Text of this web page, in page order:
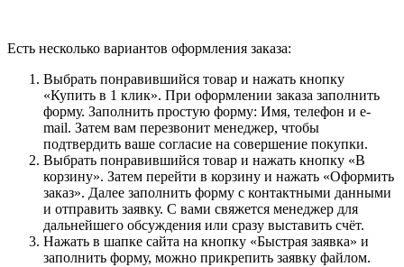
Есть несколько вариантов оформления заказа:
Выбрать понравившийся товар и нажать кнопку
«Купить в 1 клик». При оформлении заказа заполнить
форму. Заполнить простую форму: Имя, телефон и e-
mail. Затем вам перезвонит менеджер, чтобы
подтвердить ваше согласие на совершение покупки.
Выбрать понравившийся товар и нажать кнопку «В
корзину». Затем перейти в корзину и нажать «Оформить
заказ». Далее заполнить форму с контактными данными
и отправить заявку. С вами свяжется менеджер для
дальнейшего обсуждения или сразу выставить счёт.
Нажать в шапке сайта на кнопку «Быстрая заявка» и
заполнить форму, можно прикрепить заявку файлом.